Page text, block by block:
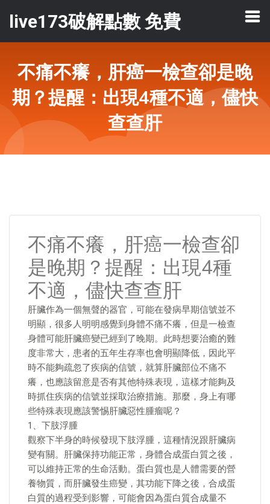
live173破解點數 免費
不痛不癢，肝癌一檢查卻是晚
期？提醒：出現4種不適，儘快
查查肝
不痛不癢，肝癌一檢查卻
是晚期？提醒：出現4種
不適，儘快查查肝
肝臟作為一個無聲的器官，可能在發病早期信號並不
明顯，很多人明明感覺到身體不痛不癢，但是一檢查
身體可能肝臟癌變已經到了晚期。此時想要治癒的難
度非常大，患者的五年生存率也會明顯降低，因此平
時不能夠疏忽了疾病的信號，就算肝臟部位不痛不
癢，也應該留意是否有其他特殊表現，這樣才能夠及
時抓住疾病的信號並採取治療措施。那麼，身上有哪
些特殊表現應該警惕肝臟惡性腫瘤呢？
1、下肢浮腫
觀察下半身的時候發現下肢浮腫，這種情況跟肝臟病
變有關。肝臟保持功能正常，身體合成蛋白質之後，
可以維持正常的生命活動。蛋白質也是人體需要的營
養物質，而肝臟發生癌變，其功能下降之後，合成蛋
白質的過程受到影響，可能會因為蛋白質合成量不